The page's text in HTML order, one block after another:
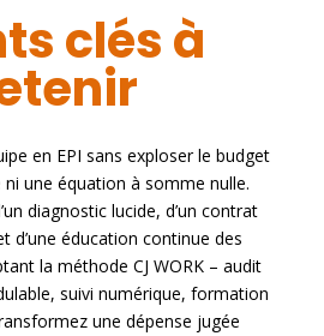
clés à
en EPI sans exploser le budget
ni une équation à somme nulle.
diagnostic lucide, d’un contrat
d’une éducation continue des
la méthode CJ WORK – audit
suivi numérique, formation
une dépense jugée